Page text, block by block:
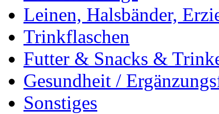
Leinen, Halsbänder,
Trinkflaschen
Futter & Snacks &
Gesundheit /
Sonstiges